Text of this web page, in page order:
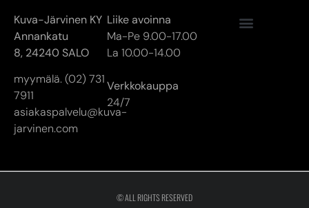
Kuva-Järvinen KY
Annankatu
8, 24240 SALO
myymälä. (02) 731
7911
asiakaspalvelu@kuva-
jarvinen.com
Liike avoinna
Ma-Pe 9.00-17.00
La 10.00-14.00
Verkkokauppa
24/7
© ALL RIGHTS RESERVED